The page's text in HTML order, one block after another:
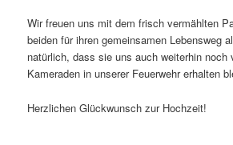
Wir freuen uns mit dem frisch vermählten
beiden für ihren gemeinsamen Lebensweg
natürlich, dass sie uns auch weiterhin noch
Kameraden in unserer Feuerwehr erhalten
Herzlichen Glückwunsch zur Hochzeit!